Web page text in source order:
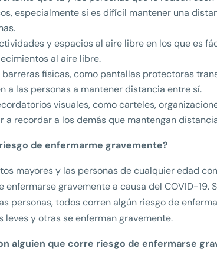
especialmente si es difícil mantener una
y espacios al aire libre en los que es
al aire libre.
barreras físicas, como pantallas protectoras
a las personas a mantener distancia entre sí.
visuales, como carteles,
a recordar a los demás que mantengan
de enfermarme gravemente?
mayores y las personas de cualquier edad
enfermarse gravemente a causa del COVID-
personas, todos corren algún riesgo de
leves y otras se enferman gravemente.
alguien que corre riesgo de enfermarse